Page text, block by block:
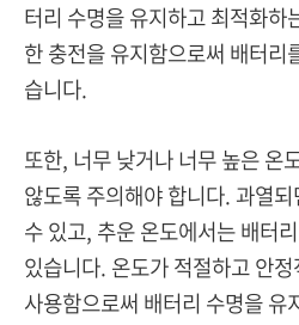
터리 수명을 유지하고 최적화하
한 충전을 유지함으로써 배터리
습니다.
또한, 너무 낮거나 너무 높은 온
않도록 주의해야 합니다. 과열
수 있고, 추운 온도에서는 배터
있습니다. 온도가 적절하고 안
사용함으로써 배터리 수명을 유